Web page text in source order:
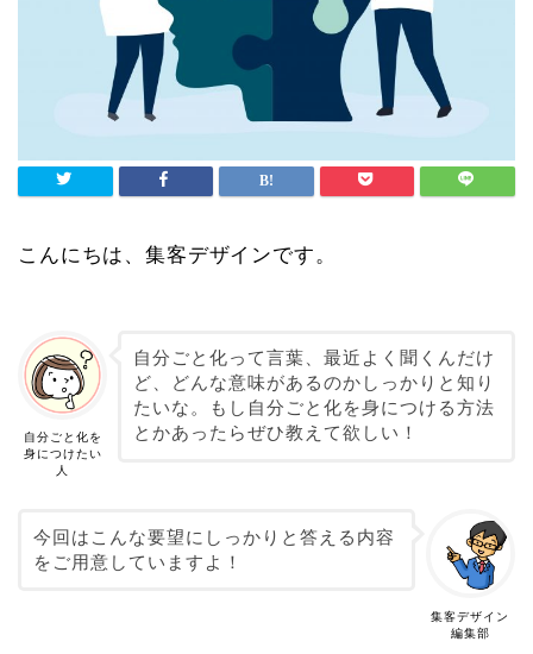
こんにちは、集客デザインです。
自分ごと化を
身につけたい
人
自分ごと化って言葉、最近よく聞くんだけ
ど、どんな意味があるのかしっかりと知り
たいな。もし自分ごと化を身につける方法
とかあったらぜひ教えて欲しい！
集客デザイン
編集部
今回はこんな要望にしっかりと答える内容
をご用意していますよ！